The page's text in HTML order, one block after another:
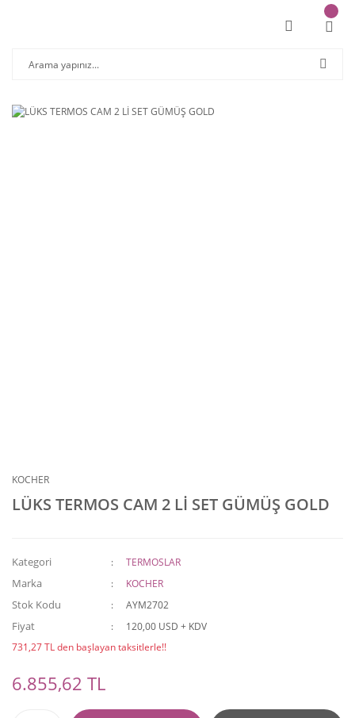
KOCHER
LÜKS TERMOS CAM 2 Lİ SET GÜMÜŞ GOLD
Kategori TERMOSLAR
Marka KOCHER
Stok Kodu AYM2702
Fiyat
120,00 USD + KDV
731,27 TL den başlayan taksitlerle!!
6.855,62 TL